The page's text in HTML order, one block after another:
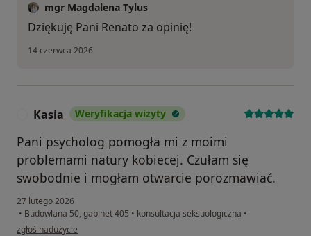
mgr Magdalena Tylus
Dziękuję Pani Renato za opinię!
14 czerwca 2026
Kasia Weryfikacja wizyty
Pani psycholog pomogła mi z moimi
problemami natury kobiecej. Czułam się
swobodnie i mogłam otwarcie porozmawiać.
27 lutego 2026
• Budowlana 50, gabinet 405 • konsultacja seksuologiczna •
w opinii użytkownika Kasia
zgłoś nadużycie